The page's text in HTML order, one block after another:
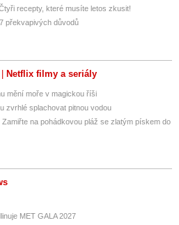
recepty, které musíte letos zkusit!
překvapivých důvodů
Netflix filmy a seriály
mění moře v magickou říši
zvrhlé splachovat pitnou vodou
na pohádkovou pláž se zlatým pískem do
MET GALA 2027